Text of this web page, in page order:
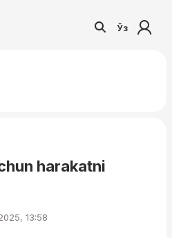
Ўз
harakatni
13:58